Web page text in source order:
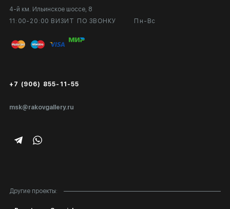
4-й км. Ильинское шоссе, 8
11:00-20:00 ВИЗИТ ПО ЗВОНКУ
Пн-Вс
msk@rakovgallery.ru
+7 (906) 855-11-55
Другие проекты:
Вопросы и ответы
Публичная оферта
Экспертиза/Вывоз за границу
Подарочные сертификаты
Выставка в галерее